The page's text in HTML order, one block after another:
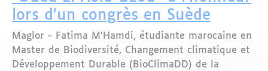
lors d’un congrès en Suède
Maglor - Fatima M’Hamdi, étudiante marocaine en
Master de Biodiversité, Changement climatique et
Développement Durable (BioClimaDD) de la